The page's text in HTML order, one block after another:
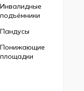
Инвалидные
подъёмники
Пандусы
Понижающие
площадки